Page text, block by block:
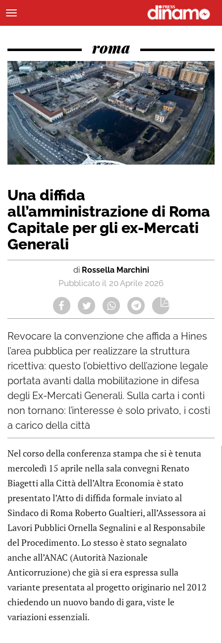
roma
Una diffida
all’amministrazione di Roma
Capitale per gli ex-Mercati
Generali
di Rossella Marchini
20 Aprile 2026
Revocare la convenzione che affida a Hines
l’area pubblica per realizzare la struttura
ricettiva: questo l’obiettivo dell’azione legale
portata avanti dalla mobilitazione in difesa
degli Ex-Mercati Generali. Sulla carta i conti
non tornano: l’interesse è solo privato, i costi
a carico della città
Nel corso della conferenza stampa che si è tenuta
mercoledì 15 aprile nella sala convegni Renato
Biagetti alla Città dell’Altra Economia è stato
presentato l’Atto di diffida formale inviato al
Sindaco di Roma Roberto Gualtieri, all’Assessora ai
Lavori Pubblici Ornella Segnalini e al Responsabile
del Procedimento. Lo stesso è stato segnalato
anche all’ANAC (Autorità Nazionale
Anticorruzione) che già si era espressa sulla
variante presentata al progetto originario nel 2012
chiedendo un nuovo bando di gara, viste le
variazioni essenziali.